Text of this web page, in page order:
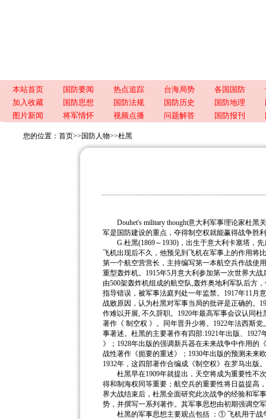
本站首页 国防要闻 热点追踪 台海局势 各国国防
加入收藏
国防思想 国防法规 国防历史 国防地理
图片新闻
将军情怀 视频点播 问题解答 国防报刊
您的位置： 首页>> 国防人物>>杜黑
Douhet's military thought意大利军事理论家杜黑
军是国防建设的重点，夺得制空权就能赢得战争胜
G.杜黑(1869～1930)，出生于意大利卡塞塔，先
飞机出现后不久，他预见到飞机在军事上的作用将
第一个航空营营长，主持编写第一本航空兵作战使
重型轰炸机。1915年5月意大利参加第一次世界大
由500架轰炸机组成的航空队,轰炸奥地利军队后方
指导错误，被军事法庭判处一年监禁。1917年11月
战败原因，认为杜黑对军事当局的批评是正确的。
作难以开展, 不久辞职。1920年最高军事会议认同
著作《 制空权 》。同年晋升少将。1922年法西斯
事著述。杜黑的主要著作有四部:1921年出版、
》；1928年出版的强调新兵器在未来战争中作用的
战性著作《扼要的重述》；1930年出版的预测未来
1932年，这四部著作合编成《制空权》在罗马出版。
杜黑早在1909年就提出，天空将成为重要性不
得和制海权同等重要；航空兵的重要性将日益提高
界大战结束后，杜黑全面研究此次战争的经验和军
势，并撰写一系列著作。其军事思想由初期强调空
杜黑的军事思想主要观点包括 ：① 飞机用于战